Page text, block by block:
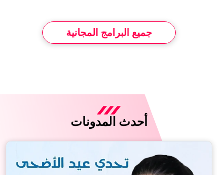
جميع البرامج المجانية
أحدث المدونات